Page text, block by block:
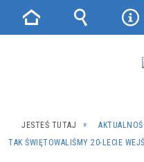
JESTEŚ TUTAJ
TAK ŚWIĘTOWALIŚMY 20-LECIE
Strona